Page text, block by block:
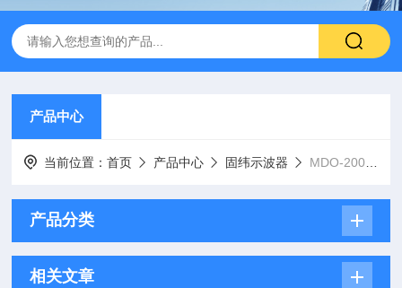
产品中心
当前位置：首页 产品中心 固纬示波器 MDO-2000E系列多功能混合域示波器
产品分类
相关文章